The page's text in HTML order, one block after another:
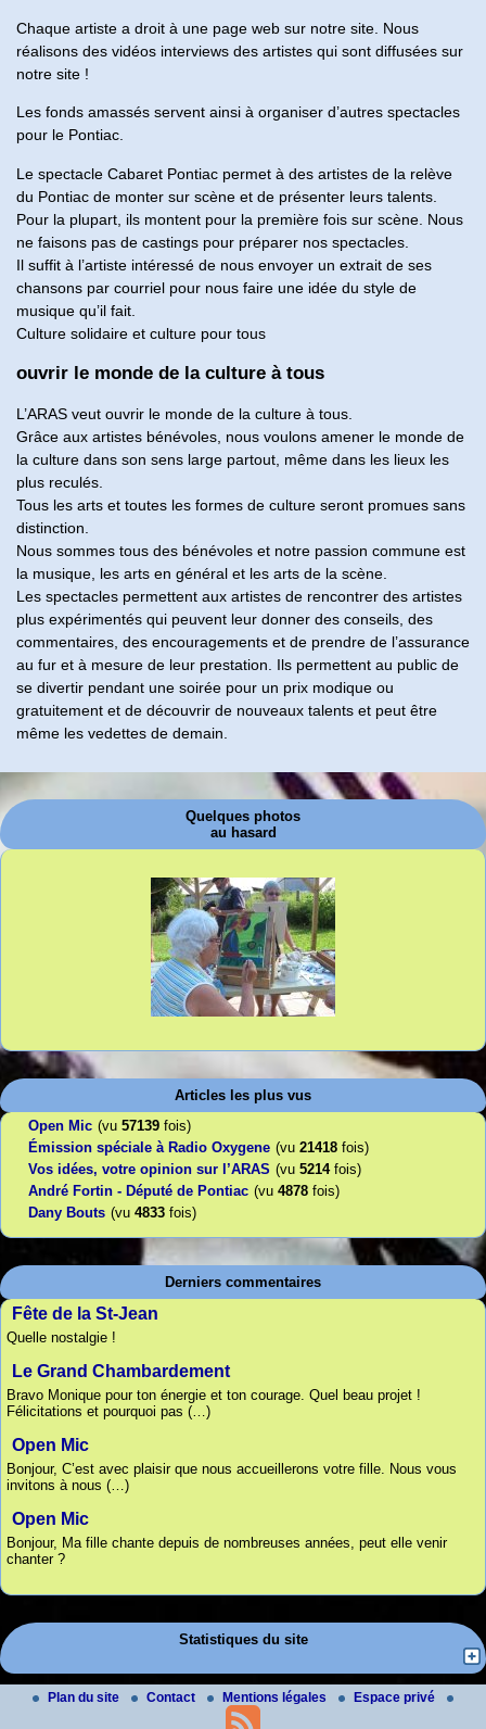
Chaque artiste a droit à une page web sur notre site. Nous
réalisons des vidéos interviews des artistes qui sont diffusées sur
notre site !
Les fonds amassés servent ainsi à organiser d’autres spectacles
pour le Pontiac.
Le spectacle Cabaret Pontiac permet à des artistes de la relève
du Pontiac de monter sur scène et de présenter leurs talents.
Pour la plupart, ils montent pour la première fois sur scène. Nous
ne faisons pas de castings pour préparer nos spectacles.
Il suffit à l’artiste intéressé de nous envoyer un extrait de ses
chansons par courriel pour nous faire une idée du style de
musique qu’il fait.
Culture solidaire et culture pour tous
ouvrir le monde de la culture à tous
L’ARAS veut ouvrir le monde de la culture à tous.
Grâce aux artistes bénévoles, nous voulons amener le monde de
la culture dans son sens large partout, même dans les lieux les
plus reculés.
Tous les arts et toutes les formes de culture seront promues sans
distinction.
Nous sommes tous des bénévoles et notre passion commune est
la musique, les arts en général et les arts de la scène.
Les spectacles permettent aux artistes de rencontrer des artistes
plus expérimentés qui peuvent leur donner des conseils, des
commentaires, des encouragements et de prendre de l’assurance
au fur et à mesure de leur prestation. Ils permettent au public de
se divertir pendant une soirée pour un prix modique ou
gratuitement et de découvrir de nouveaux talents et peut être
même les vedettes de demain.
Quelques photos
au hasard
Articles les plus vus
Open Mic (vu 57139 fois)
Émission spéciale à Radio Oxygene (vu 21418 fois)
Vos idées, votre opinion sur l’ARAS (vu 5214fois)
André Fortin - Député de Pontiac (vu 4878 fois)
Dany Bouts (vu 4833 fois)
Derniers commentaires
Fête de la St-Jean
Quelle nostalgie !
Le Grand Chambardement
Bravo Monique pour ton énergie et ton courage. Quel beau projet !
Félicitations et pourquoi pas (…)
Open Mic
Bonjour, C’est avec plaisir que nous accueillerons votre fille. Nous vous
invitons à nous (…)
Open Mic
Bonjour, Ma fille chante depuis de nombreuses années, peut elle venir
chanter ?
Statistiques du site
Plan du site Contact Mentions légales Espace privé